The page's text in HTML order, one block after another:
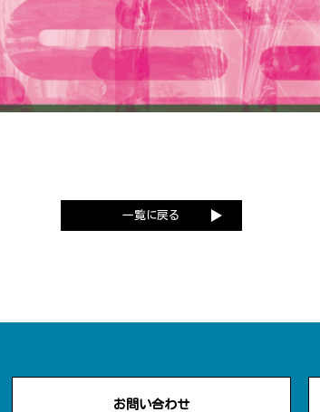
一覧に戻る
お問い合わせ